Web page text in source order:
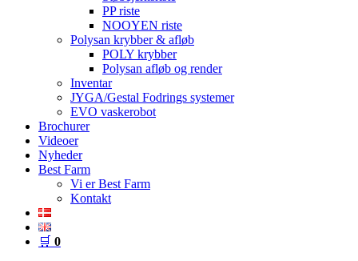
PP riste
NOOYEN riste
Polysan krybber & afløb
POLY krybber
Polysan afløb og render
Inventar
JYGA/Gestal Fodrings systemer
EVO vaskerobot
Brochurer
Videoer
Nyheder
Best Farm
Vi er Best Farm
Kontakt
🛒 0